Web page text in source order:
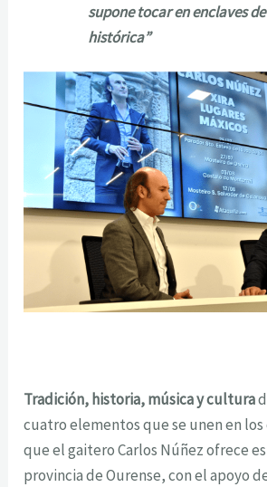
supone tocar en enclaves
histórica”
Tradición, historia, música y cultura
cuatro elementos que se unen en
que el gaitero Carlos Núñez ofrece
provincia de Ourense, con el apoyo